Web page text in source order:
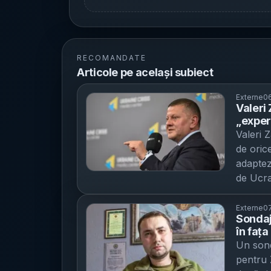
RECOMANDATE
Articole pe același subiect
Externe
Valeri
Rusia
Valeri
de
de
șef al
au
spune
Externe
în fața
Un
pentru